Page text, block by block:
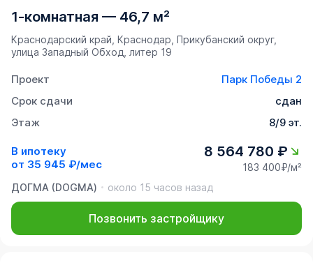
1-комнатная — 46,7 м²
Краснодарский край, Краснодар, Прикубанский округ,
улица Западный Обход, литер 19
Проект
Парк Победы 2
Срок сдачи
сдан
Этаж
8/9 эт.
В ипотеку
от 35 945 ₽/мес
8 564 780 ₽
183 400₽/м²
ДОГМА (DOGMA)
около 15 часов назад
Позвонить застройщику